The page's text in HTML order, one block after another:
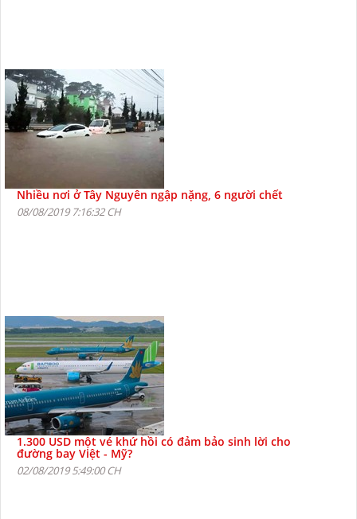
Nhiều nơi ở Tây Nguyên ngập nặng, 6 người chết
08/08/2019 7:16:32 CH
1.300 USD một vé khứ hồi có đảm bảo sinh lời cho
đường bay Việt - Mỹ?
02/08/2019 5:49:00 CH